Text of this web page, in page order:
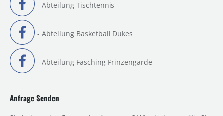
- Abteilung Tischtennis
- Abteilung Basketball Dukes
- Abteilung Fasching Prinzengarde
Anfrage Senden